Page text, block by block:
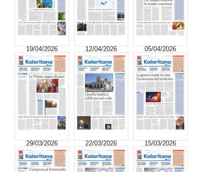
19/04/2026 12/04/2026 05/04/2026
29/03/2026 22/03/2026 15/03/2026